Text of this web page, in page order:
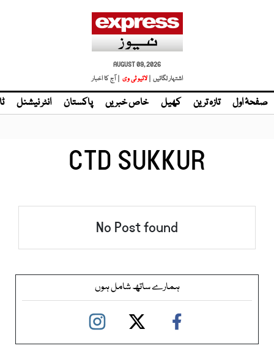
AUGUST 09, 2026
اشتہار لگائیں | لائیو ٹی وی | آج کا اخبار
صفحۂ اول تازہ ترین کھیل خاص خبریں پاکستان انٹر نیشنل
CTD SUKKUR
No Post found
ہمارے ساتھ شامل ہوں